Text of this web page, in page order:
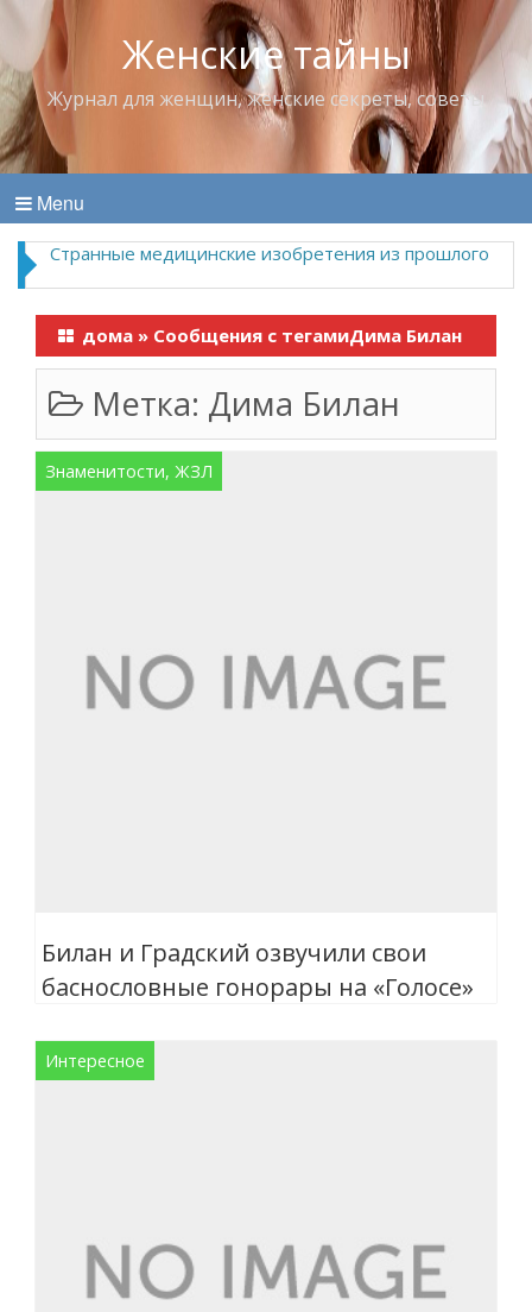
Женские тайны
Журнал для женщин, женские секреты, советы
Menu
Странные медицинские изобретения из прошлого
дома » Сообщения с тегамиДима Билан
Метка: Дима Билан
Знаменитости, ЖЗЛ
Билан и Градский озвучили свои
баснословные гонорары на «Голосе»
Интересное